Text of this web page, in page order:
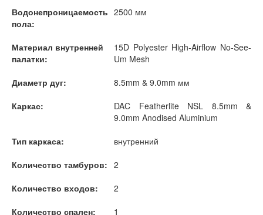
Водонепроницаемость
пола:
2500 мм
Материал внутренней
палатки:
15D Polyester High-Airflow No-See-
Um Mesh
Диаметр дуг:
8.5mm & 9.0mm мм
Каркас:
DAC Featherlite NSL 8.5mm &
9.0mm Anodised Aluminium
Тип каркаса:
внутренний
Количество тамбуров: 2
Количество входов:
2
Количество спален:
1